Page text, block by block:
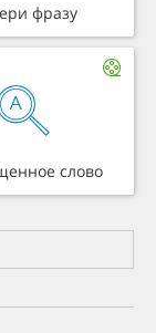
фразу
слово